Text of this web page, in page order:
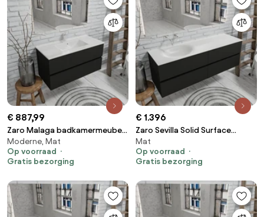
€ 887,99
Zaro Malaga badkamermeubel
100cm mat zwart 1 kraangat
met 2 lades
Moderne, Mat
Op voorraad
Gratis bezorging
€ 1.396
Zaro Sevilla Solid Surface
badmeubel 150cm mat zwart
geen kraangat met 4 lades
spoelbak links
Mat
Op voorraad
Gratis bezorging